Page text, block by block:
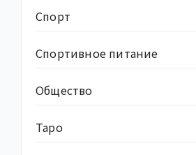
Спорт
Спортивное питание
Общество
Таро